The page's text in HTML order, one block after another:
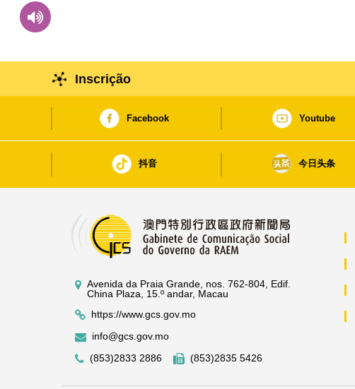
Inscrição
Facebook Youtube
抖音 今日头条
Avenida da Praia Grande, nos. 762-804, Edif.
China Plaza, 15.º andar, Macau
https://www.gcs.gov.mo
info@gcs.gov.mo
(853)2833 2886
(853)2835 5426